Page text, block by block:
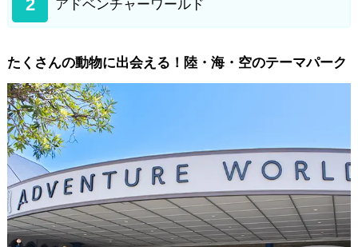
2 アドベンチャーワールド
たくさんの動物に出会える！陸・海・空のテーマパーク